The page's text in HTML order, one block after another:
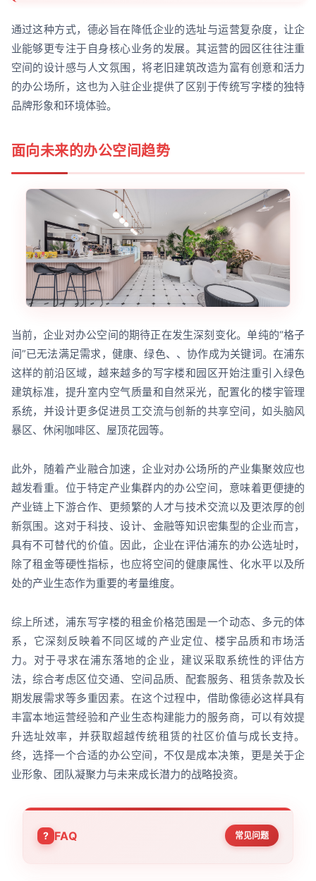
通过这种方式，德必旨在降低企业的选址与运营复杂度，让企
业能够更专注于自身核心业务的发展。其运营的园区往往注重
空间的设计感与人文氛围，将老旧建筑改造为富有创意和活力
的办公场所，这也为入驻企业提供了区别于传统写字楼的独特
品牌形象和环境体验。
面向未来的办公空间趋势
当前，企业对办公空间的期待正在发生深刻变化。单纯的“格子
间”已无法满足需求，健康、绿色、、协作成为关键词。在浦东
这样的前沿区域，越来越多的写字楼和园区开始注重引入绿色
建筑标准，提升室内空气质量和自然采光，配置化的楼宇管理
系统，并设计更多促进员工交流与创新的共享空间，如头脑风
暴区、休闲咖啡区、屋顶花园等。
此外，随着产业融合加速，企业对办公场所的产业集聚效应也
越发看重。位于特定产业集群内的办公空间，意味着更便捷的
产业链上下游合作、更频繁的人才与技术交流以及更浓厚的创
新氛围。这对于科技、设计、金融等知识密集型的企业而言，
具有不可替代的价值。因此，企业在评估浦东的办公选址时，
除了租金等硬性指标，也应将空间的健康属性、化水平以及所
处的产业生态作为重要的考量维度。
综上所述，浦东写字楼的租金价格范围是一个动态、多元的体
系，它深刻反映着不同区域的产业定位、楼宇品质和市场活
力。对于寻求在浦东落地的企业，建议采取系统性的评估方
法，综合考虑区位交通、空间品质、配套服务、租赁条款及长
期发展需求等多重因素。在这个过程中，借助像德必这样具有
丰富本地运营经验和产业生态构建能力的服务商，可以有效提
升选址效率，并获取超越传统租赁的社区价值与成长支持。
终，选择一个合适的办公空间，不仅是成本决策，更是关于企
业形象、团队凝聚力与未来成长潜力的战略投资。
FAQ 常见问题